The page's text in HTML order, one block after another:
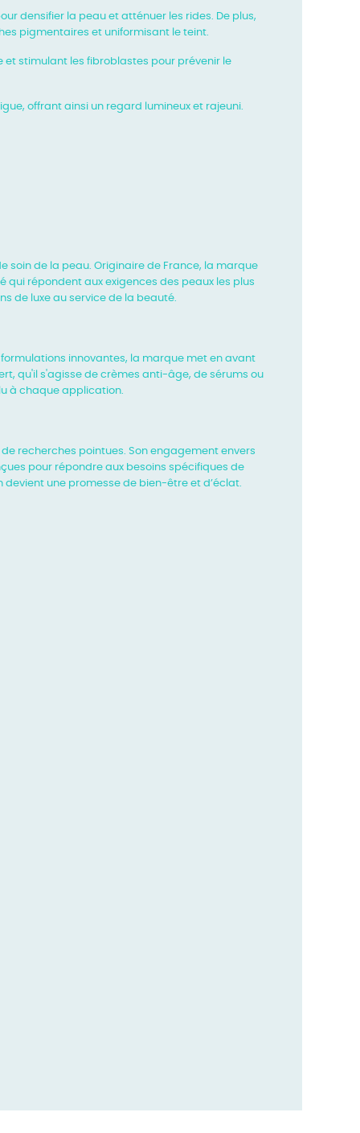
densifier la peau et atténuer les rides. De plus,
pigmentaires et uniformisant le teint.
et stimulant les fibroblastes pour prévenir le
offrant ainsi un regard lumineux et rajeuni.
soin de la peau. Originaire de France, la marque
qui répondent aux exigences des peaux les plus
de luxe au service de la beauté.
innovantes, la marque met en avant
qu'il s'agisse de crèmes anti-âge, de sérums ou
à chaque application.
recherches pointues. Son engagement envers
pour répondre aux besoins spécifiques de
devient une promesse de bien-être et d’éclat.